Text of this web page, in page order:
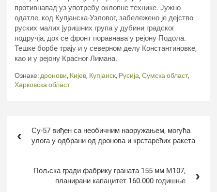
противнапад уз употребу оклопне технике. Јужно
одатле, код Купјанска-Узловог, забележено је дејство
руских малих јуришних група у дубини градског
подручја, док се фронт поравнава у рејону Подола.
Тешке борбе трају и у северном делу Константиновке,
као и у рејону Красног Лимана.
Ознаке: дронови, Кијев, Купјанск, Русија, Сумска област,
Харковска област
чланкаСу-57 виђен са необичним наоружањем, могућа
улога у одбрани од дронова и крстарећих ракета
Пољска гради фабрику граната 155 мм М107,
планирани капацитет 160.000 годишње